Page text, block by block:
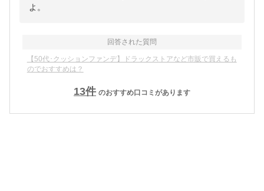
よ。
回答された質問
【50代･クッションファンデ】ドラックストアなど市販で買えるも
のでおすすめは？
13件 のおすすめ口コミがあります